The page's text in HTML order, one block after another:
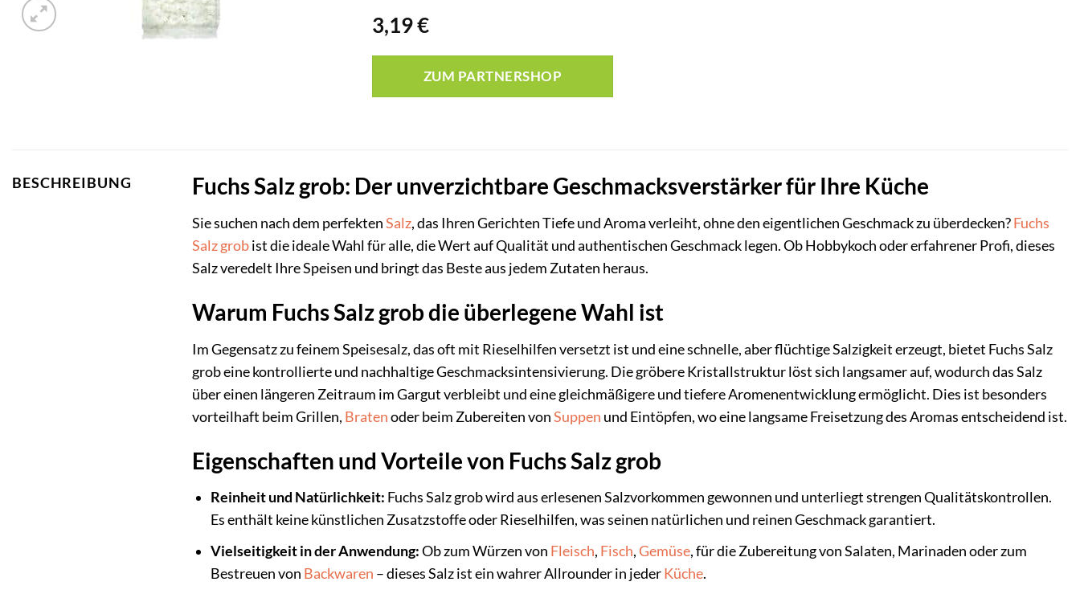
3,19€
ZUM PARTNERSHOP
BESCHREIBUNG Fuchs Salz grob: Der unverzichtbare Geschmacksverstärker für Ihre Küche
Sie suchen nach dem perfektenSalz, das Ihren Gerichten Tiefe und Aroma verleiht, ohne den eigentlichen Geschmack zu überdecken?Fuchs
Salz grobist die ideale Wahl für alle, die Wert auf Qualität und authentischen Geschmack legen. Ob Hobbykoch oder erfahrener Profi, dieses
Salz veredelt Ihre Speisen und bringt das Beste aus jedem Zutaten heraus.
Warum Fuchs Salz grob die überlegene Wahl ist
Im Gegensatz zu feinem Speisesalz, das oft mit Rieselhilfen versetzt ist und eine schnelle, aber flüchtige Salzigkeit erzeugt, bietet Fuchs Salz
grob eine kontrollierte und nachhaltige Geschmacksintensivierung. Die gröbere Kristallstruktur löst sich langsamer auf, wodurch das Salz
über einen längeren Zeitraum im Gargut verbleibt und eine gleichmäßigere und tiefere Aromenentwicklung ermöglicht. Dies ist besonders
vorteilhaft beim Grillen, Bratenoder beim Zubereiten vonSuppen und Eintöpfen, wo eine langsame Freisetzung des Aromas entscheidend ist.
Eigenschaften und Vorteile von Fuchs Salz grob
Reinheit und Natürlichkeit: Fuchs Salz grob wird aus erlesenen Salzvorkommen gewonnen und unterliegt strengen Qualitätskontrollen.
Es enthält keine künstlichen Zusatzstoffe oder Rieselhilfen, was seinen natürlichen und reinen Geschmack garantiert.
Vielseitigkeit in der Anwendung:Ob zum Würzen von Fleisch, Fisch,Gemüse, für die Zubereitung von Salaten, Marinaden oder zum
Bestreuen von Backwaren – dieses Salz ist ein wahrer Allrounder in jederKüche.